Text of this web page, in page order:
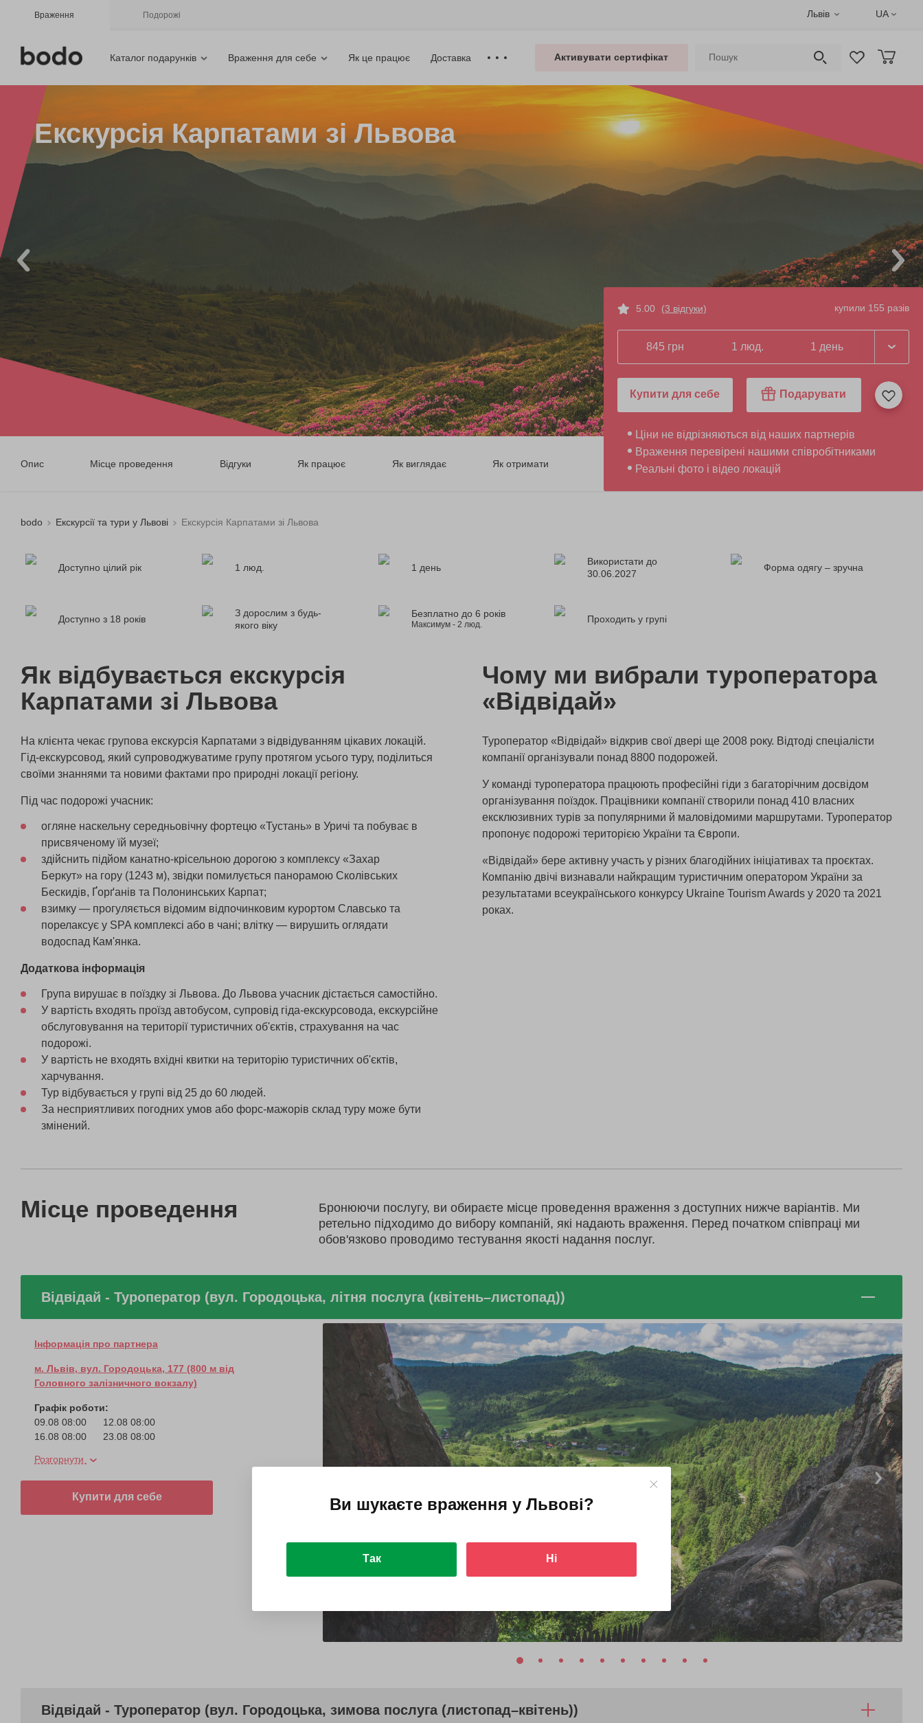
Враження Подорожі Львів UA
Каталог подарунків Враження для себе Як це працює Доставка Активувати сертифікат
Екскурсія Карпатами зі Львова
Опис Місце проведення Відгуки Як працює Як виглядає Як отримати
5.00 (3 відгуки) купили 155 разів
845 грн 1 люд. 1 день
Купити для себе Подарувати
Ціни не відрізняються від наших партнерів
Враження перевірені нашими співробітниками
Реальні фото і відео локацій
bodo Екскурсії та тури у Львові Екскурсія Карпатами зі Львова
Доступно цілий рік 1 люд. 1 день
Використати до
30.06.2027
Форма одягу – зручна
Доступно з 18 років
З дорослим з будь-
якого віку
Безплатно до 6 років
Максимум - 2 люд.
Проходить у групі
Як відбувається екскурсія
Карпатами зі Львова
На клієнта чекає групова екскурсія Карпатами з відвідуванням цікавих локацій.
Гід-екскурсовод, який супроводжуватиме групу протягом усього туру, поділиться
своїми знаннями та новими фактами про природні локації регіону.
Під час подорожі учасник:
огляне наскельну середньовічну фортецю «Тустань» в Уричі та побуває в
присвяченому їй музеї;
здійснить підйом канатно-крісельною дорогою з комплексу «Захар
Беркут» на гору (1243 м), звідки помилується панорамою Сколівських
Бескидів, Ґорґанів та Полонинських Карпат;
взимку — прогуляється відомим відпочинковим курортом Славсько та
порелаксує у SPA комплексі або в чані; влітку — вирушить оглядати
водоспад Кам'янка.
Додаткова інформація
Група вирушає в поїздку зі Львова. До Львова учасник дістається самостійно.
У вартість входять проїзд автобусом, супровід гіда-екскурсовода, екскурсійне
обслуговування на території туристичних об'єктів, страхування на час
подорожі.
У вартість не входять вхідні квитки на територію туристичних об'єктів,
харчування.
Тур відбувається у групі від 25 до 60 людей.
За несприятливих погодних умов або форс-мажорів склад туру може бути
змінений.
Чому ми вибрали туроператора
«Відвідай»
Туроператор «Відвідай» відкрив свої двері ще 2008 року. Відтоді спеціалісти
компанії організували понад 8800 подорожей.
У команді туроператора працюють професійні гіди з багаторічним досвідом
організування поїздок. Працівники компанії створили понад 410 власних
ексклюзивних турів за популярними й маловідомими маршрутами. Туроператор
пропонує подорожі територією України та Європи.
«Відвідай» бере активну участь у різних благодійних ініціативах та проєктах.
Компанію двічі визнавали найкращим туристичним оператором України за
результатами всеукраїнського конкурсу Ukraine Tourism Awards у 2020 та 2021
роках.
Місце проведення
Бронюючи послугу, ви обираєте місце проведення враження з доступних нижче варіантів. Ми
ретельно підходимо до вибору компаній, які надають враження. Перед початком співпраці ми
обов'язково проводимо тестування якості надання послуг.
Відвідай - Туроператор (вул. Городоцька, літня послуга (квітень–листопад))
Інформація про партнера
м. Львів, вул. Городоцька, 177 (800 м від
Головного залізничного вокзалу)
Графік роботи:
09.08 08:00
12.08 08:00
16.08 08:00
23.08 08:00
06.09 08:00
20.09 08:00
27.09 08:00
04.10 08:00
Розгорнути
Купити для себе
Відвідай - Туроператор (вул. Городоцька, зимова послуга (листопад–квітень))
Ви шукаєте враження у Львові?
Так Ні